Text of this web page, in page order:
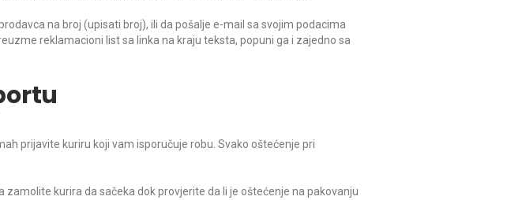
na broj (upisati broj), ili da pošalje e-mail sa svojim podacima
reklamacioni list sa linka na kraju teksta, popuni ga i zajedno sa
prijavite kuriru koji vam isporučuje robu. Svako oštećenje pri
kurira da sačeka dok provjerite da li je oštećenje na pakovanju